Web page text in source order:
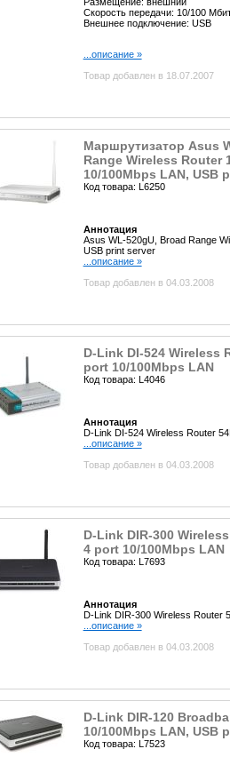
Скорость передачи: 10/100
Внешнее подключение: USB
...описание »
Товар добавлен в 18.07.2007
Маршрутизатор Asus
Range Wireless Router
10/100Mbps LAN, USB
Код товара: L6250
Аннотация
Asus WL-520gU, Broad Range
USB print server
...описание »
Товар добавлен в 04.03.2008
D-Link DI-524 Wireless
port 10/100Mbps LAN
Код товара: L4046
Аннотация
D-Link DI-524 Wireless Router
...описание »
Товар добавлен в 04.03.2008
D-Link DIR-300
4 port 10/100Mbps LAN
Код товара: L7693
Аннотация
D-Link DIR-300 Wireless Router
...описание »
Товар добавлен в 04.03.2008
D-Link DIR-120
10/100Mbps LAN, USB
Код товара: L7523